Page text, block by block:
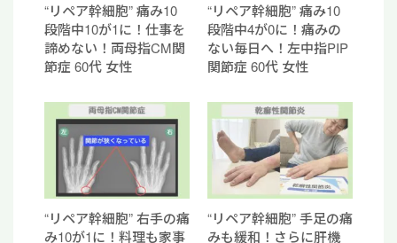
“リペア幹細胞” 痛み10
段階中10が1に！仕事を
諦めない！両母指CM関
節症 60代 女性
“リペア幹細胞” 痛み10
段階中4が0に！痛みの
ない毎日へ！左中指PIP
関節症 60代 女性
“リペア幹細胞” 右手の痛
み10が1に！料理も家事
“リペア幹細胞” 手足の痛
みも緩和！さらに肝機